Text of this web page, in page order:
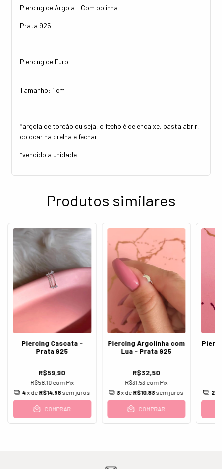
Piercing de Argola - Com bolinha
Prata 925
Piercing de Furo
Tamanho: 1 cm
*argola de torção ou seja, o fecho é de encaixe, basta abrir,
colocar na orelha e fechar.
*vendido a unidade
Produtos similares
Piercing Cascata -
Prata 925
R$59,90
R$58,10 com Pix
4x de R$14,98sem juros
COMPRAR
Piercing Argolinha com
Lua - Prata 925
R$32,50
R$31,53 com Pix
3x de R$10,83sem juros
COMPRAR
2